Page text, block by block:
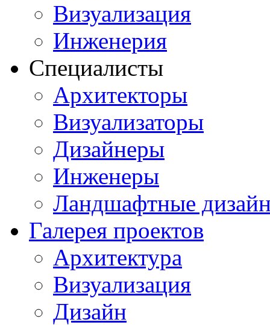
Визуализация
Инженерия
Специалисты
Архитекторы
Визуализаторы
Дизайнеры
Инженеры
Ландшафтные
Галерея проектов
Архитектура
Визуализация
Дизайн